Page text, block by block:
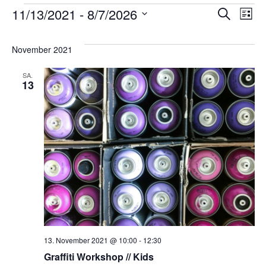
UND
SucheListe
11/13/2021 - 8/7/2026
November 2021
SA.
13
Graffiti Workshop // Kids
13. November 2021 @ 10:00 - 12:30